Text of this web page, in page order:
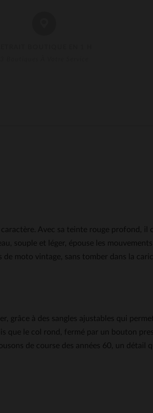
caractère. Avec sa teinte rouge profond, il
souple et léger, épouse les mouvements
moto vintage, sans tomber dans la
grâce à des sangles ajustables qui
que le col rond, fermé par un bouton
de course des années 60, un détail